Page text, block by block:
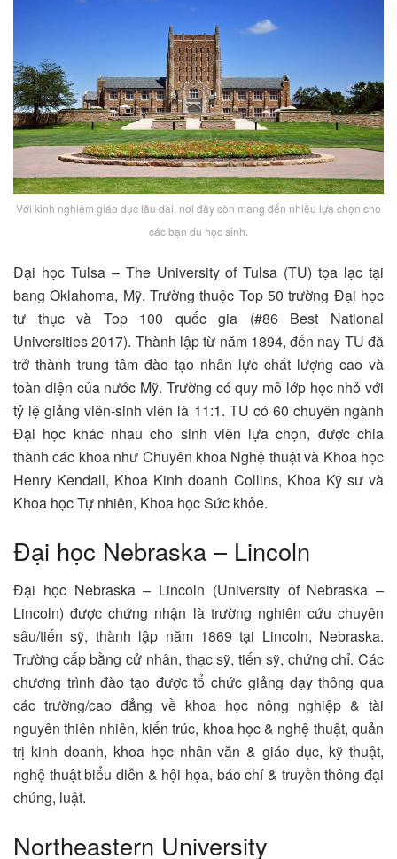
Với kinh nghiệm giáo dục lâu dài, nơi đây còn mang đến nhiều lựa chọn cho
các bạn du học sinh.
Đại học Tulsa – The University of Tulsa (TU) tọa lạc tại
bang Oklahoma, Mỹ. Trường thuộc Top 50 trường Đại học
tư thục và Top 100 quốc gia (#86 Best National
Universities 2017). Thành lập từ năm 1894, đến nay TU đã
trở thành trung tâm đào tạo nhân lực chất lượng cao và
toàn diện của nước Mỹ. Trường có quy mô lớp học nhỏ với
tỷ lệ giảng viên-sinh viên là 11:1. TU có 60 chuyên ngành
Đại học khác nhau cho sinh viên lựa chọn, được chia
thành các khoa như Chuyên khoa Nghệ thuật và Khoa học
Henry Kendall, Khoa Kinh doanh Collins, Khoa Kỹ sư và
Khoa học Tự nhiên, Khoa học Sức khỏe.
Đại học Nebraska – Lincoln
Đại học Nebraska – Lincoln (University of Nebraska –
Lincoln) được chứng nhận là trường nghiên cứu chuyên
sâu/tiến sỹ, thành lập năm 1869 tại Lincoln, Nebraska.
Trường cấp bằng cử nhân, thạc sỹ, tiến sỹ, chứng chỉ. Các
chương trình đào tạo được tổ chức giảng dạy thông qua
các trường/cao đẳng về khoa học nông nghiệp & tài
nguyên thiên nhiên, kiến trúc, khoa học & nghệ thuật, quản
trị kinh doanh, khoa học nhân văn & giáo dục, kỹ thuật,
nghệ thuật biểu diễn & hội họa, báo chí & truyền thông đại
chúng, luật.
Northeastern University